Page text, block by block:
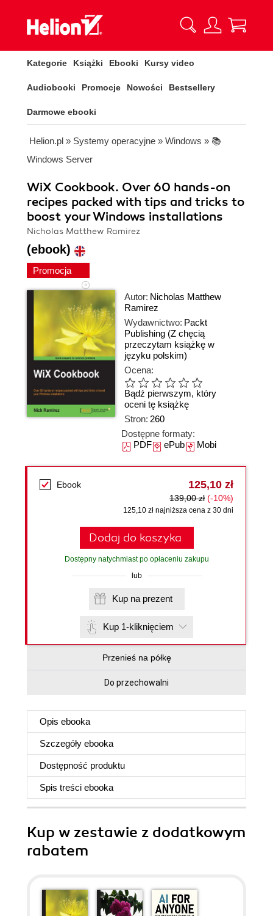
Kategorie Książki Ebooki Kursy video
Audiobooki Promocje Nowości Bestsellery
Darmowe ebooki
Helion.pl » Systemy operacyjne » Windows » 📚
Windows Server
WiX Cookbook. Over 60 hands-on
recipes packed with tips and tricks to
boost your Windows installations
Nicholas Matthew Ramirez
(ebook)
Promocja
Autor: Nicholas Matthew
Ramirez
Wydawnictwo: Packt
Publishing (Z chęcią
przeczytam książkę w
języku polskim)
Ocena:
Bądź pierwszym, który
oceni tę książkę
Stron: 260
Dostępne formaty:
PDFePubMobi
Ebook 125,10 zł
139,00 zł (-10%)
125,10 zł najniższa cena z 30 dni
Dodaj do koszyka
Dostępny natychmiast po opłaceniu zakupu
lub
Kup na prezent
Kup 1-kliknięciem
Przenieś na półkę
Do przechowalni
Opis ebooka
Szczegóły ebooka
Dostępność produktu
Spis treści ebooka
Kup w zestawie z dodatkowym
rabatem